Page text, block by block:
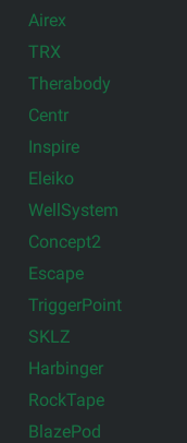
Airex
TRX
Therabody
Centr
Inspire
Eleiko
WellSystem
Concept2
Escape
TriggerPoint
SKLZ
Harbinger
RockTape
BlazePod